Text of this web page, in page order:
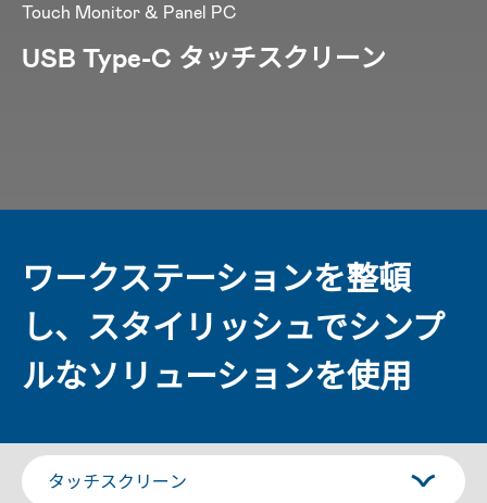
Touch Monitor & Panel PC
USB Type-C タッチスクリーン
ワークステーションを整頓
し、スタイリッシュでシンプ
ルなソリューションを使用